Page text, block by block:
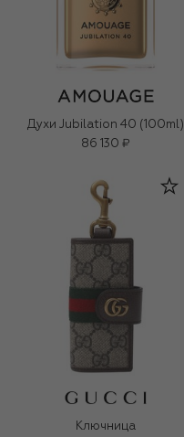
Духи Jubilation 40 (100ml)
86 130 ₽
Ключница